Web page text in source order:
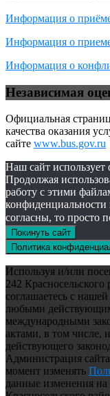
Информация о
Информация о
Информация о
Независимая
Официальная
качества оказания
сайте www.bus.gov.ru
Наш сайт
Продолжая
работу с этими
конфиденциальности
согласны, то просто
Покинуть сайт
Политика
Используя и/или
242
соглашаетесь с нашей
любыми
международными
актами, в том числе,
действующего
Администрация
момент изменять
данные изменения